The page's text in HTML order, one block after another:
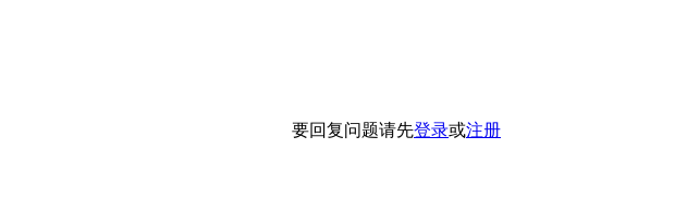
要回复问题请先登录或注册